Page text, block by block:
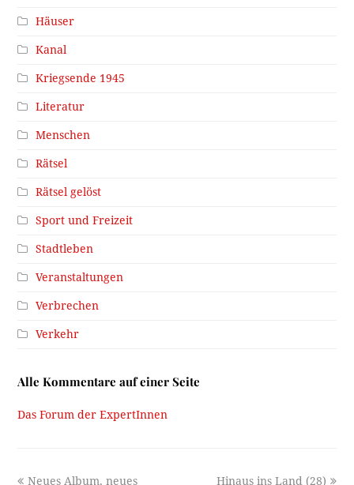
Häuser
Kanal
Kriegsende 1945
Literatur
Menschen
Rätsel
Rätsel gelöst
Sport und Freizeit
Stadtleben
Veranstaltungen
Verbrechen
Verkehr
Alle Kommentare auf einer Seite
Das Forum der ExpertInnen
previous
Neues Album, neues next
Hinaus ins Land (28)